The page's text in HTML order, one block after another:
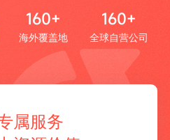
160+
海外覆盖地
160+
全球自营公司
属服务